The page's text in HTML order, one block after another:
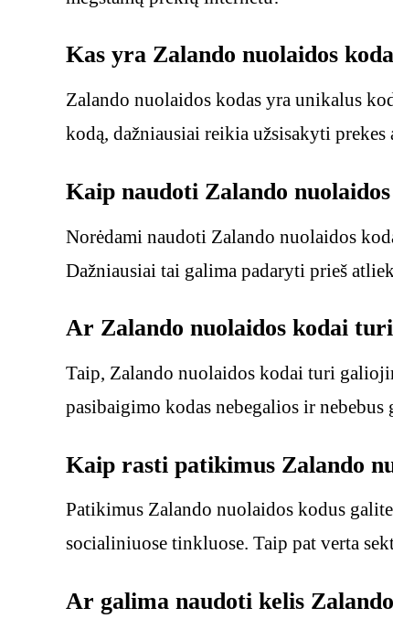
Kas yra Zalando nuolaidos
Zalando nuolaidos kodas yra unikalus
kodą, dažniausiai reikia užsisakyti
Kaip naudoti Zalando
Norėdami naudoti Zalando nuolaidos
Dažniausiai tai galima padaryti prieš
Ar Zalando nuolaidos kodai
Taip, Zalando nuolaidos kodai turi
pasibaigimo kodas nebegalios ir
Kaip rasti patikimus Zalando
Patikimus Zalando nuolaidos kodus
socialiniuose tinkluose. Taip pat verta
Ar galima naudoti kelis